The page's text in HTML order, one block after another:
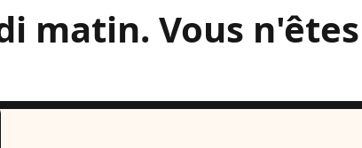
matin. Vous